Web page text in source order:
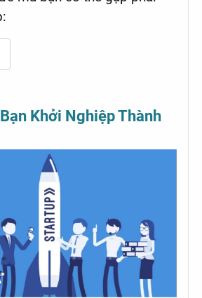
Khởi Nghiệp Thành